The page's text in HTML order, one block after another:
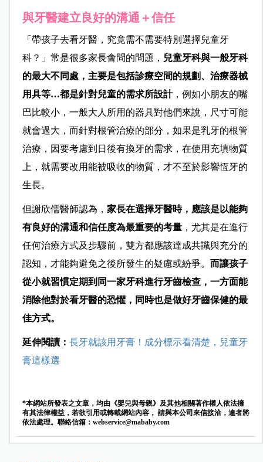
與牙醫建立良好的溝通＋信任
「帶孩子去看牙醫，究竟需不需要特別選擇兒童牙
科？」常是很多家長會問的問題， 兒童牙科與一般牙科
的最大不同處，主要是包括診療空間的規劃、治療器械
用具等…都是針對兒童的需求所設計，例如小朋友的嘴
巴比較小，一般大人所用的器具對他們來說，尺寸可能
就會過大，而針對根管治療的部分，如果是乳牙的根管
治療，因要考慮到日後有換牙的需求，在使用充填物質
上，就需要改用能被吸收的物質，才不至於影響恆牙的
生長。
但謝欣儒醫師認為， 家長在選擇牙醫時，應該是以能夠
有良好的溝通和信任度為最重要的考量，尤其是在進行
任何治療方式及步驟前，雙方都應該達成共識與充分的
認知，才能夠避免之後所發生的疑慮或紛爭。 而讓孩子
從小就習慣定期到同一家牙科進行牙齒檢查，一方面能
消除他對於看牙醫的恐懼，同時也是做好牙齒保健的最
佳方式。
延伸閱讀： 長牙就該用牙膏！成分標示看清楚，兒童牙
膏這樣選
*本網站所發表之文章，均由《嬰兒與母親》及其他相關著作權人依法擁
有其法律權益，若欲引用或轉載網站內容， 請與本公司來信接洽，違者將
依法處理。聯絡信箱： webservice@mababy.com